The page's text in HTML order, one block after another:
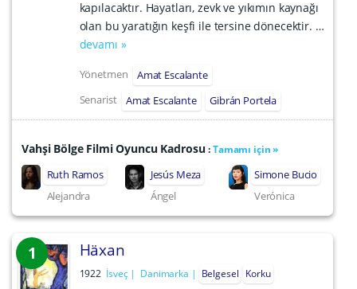
kapılacaktır. Hayatları, zevk ve yıkımın kaynağı
olan bu yaratığın keşfi ile tersine dönecektir. …
devamı »
Yönetmen
Amat Escalante
Senarist
Amat Escalante Gibrán Portela
Vahşi Bölge Filmi Oyuncu Kadrosu:Tamamı için »
Ruth Ramos
Alejandra
Jesús Meza
Ángel
Simone Bucio
Verónica
1 Häxan
1922 İsveç Danimarka Belgesel Korku